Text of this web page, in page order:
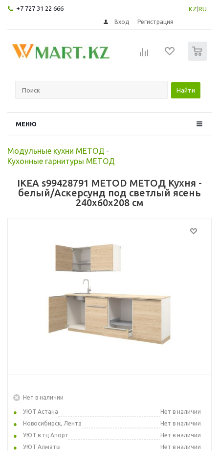
+7 727 31 22 666 KZ RU
Вход Регистрация
Найти
МЕНЮ
Модульные кухни МЕТОД -
Кухонные гарнитуры МЕТОД
IKEA s99428791 METOD МЕТОД Кухня -
белый/Аскерсунд под светлый ясень
240x60x208 см
Нет в наличии
УЮТ Астана
Нет в наличии
Новосибирск, Лента
Нет в наличии
УЮТ в тц Апорт
Нет в наличии
УЮТ Алматы
Нет в наличии